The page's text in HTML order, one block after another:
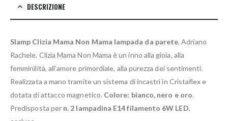
DESCRIZIONE
Slamp Clizia Mama Non Mama lampada da parete, Adriano
Rachele. Clizia Mama Non Mama è un inno alla gioia, alla
femminilità, all’amore primordiale, alla purezza dei sentimenti.
Realizzata a mano tramite un sistema di incastri in Cristaflex e
dotata di attacco magnetico. Colore: bianco, nero e oro.
Predisposta per n. 2 lampadina E14 filamento 6W LED,